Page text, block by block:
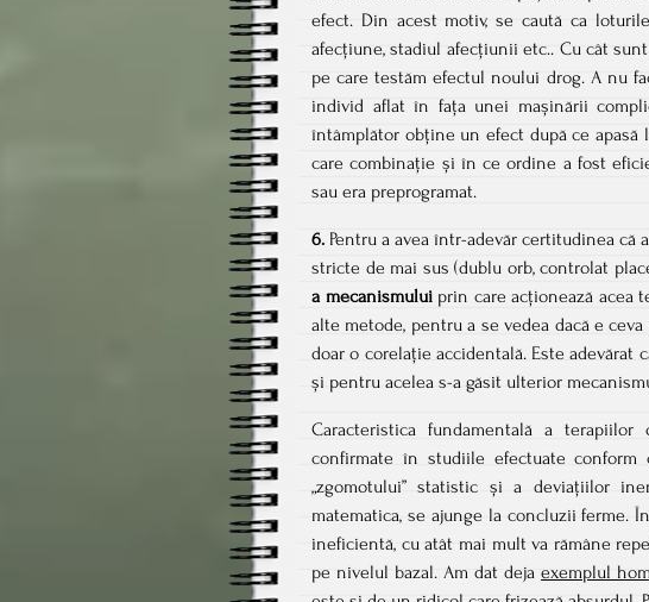
efect. Din acest motiv, se caută ca
afecțiune, stadiul afecțiunii etc.. Cu cât
pe care testăm efectul noului drog. A nu
individ aflat în fața unei mașinării
întâmplător obține un efect după ce apasă
care combinație și în ce ordine a fost
sau era preprogramat.
6. Pentru a avea într-adevăr certitudinea
stricte de mai sus (dublu orb, controlat
a mecanismuluiprin care acționează acea
alte metode, pentru a se vedea dacă e
doar o corelație accidentală. Este
și pentru acelea s-a găsit ulterior
Caracteristica fundamentală a
confirmate în studiile efectuate
„zgomotului” statistic și a deviațiilor
matematica, se ajunge la concluzii ferme.
ineficientă, cu atât mai mult va rămâne
pe nivelul bazal. Am dat dejaexemplul